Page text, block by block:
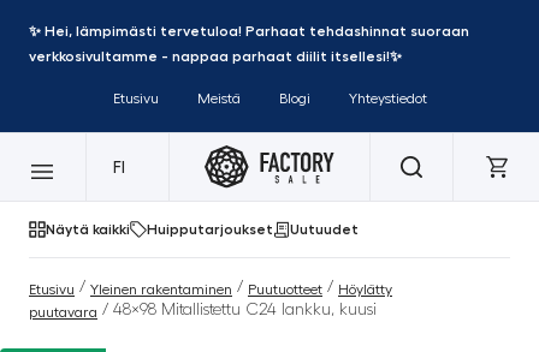
✨ Hei, lämpimästi tervetuloa! Parhaat tehdashinnat suoraan
verkkosivultamme - nappaa parhaat diilit itsellesi!✨
Etusivu Meistä Blogi Yhteystiedot
FI
Näytä kaikki Huipputarjoukset Uutuudet
Etusivu / Yleinen rakentaminen / Puutuotteet / Höylätty
puutavara / 48×98 Mitallistettu C24 lankku, kuusi